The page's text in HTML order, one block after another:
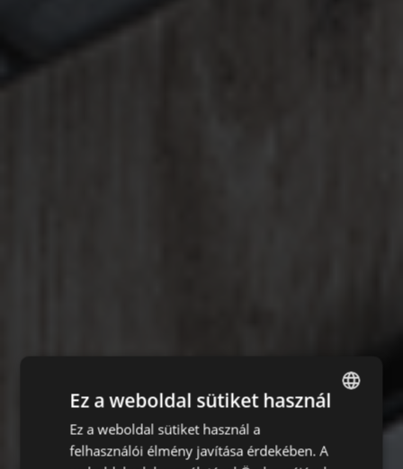
CZECH
Ez a weboldal sütiket használ
Ez a weboldal sütiket használ a
felhasználói élmény javítása érdekében. A